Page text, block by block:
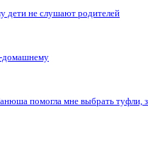
дети не слушают родителей
домашнему
помогла мне выбрать туфли,